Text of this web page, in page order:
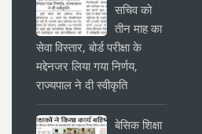
सचिव को
तीन माह का
सेवा विस्तार, बोर्ड परीक्षा के
मद्देनजर लिया गया निर्णय,
राज्यपाल ने दी स्वीकृति
बेसिक शिक्षा